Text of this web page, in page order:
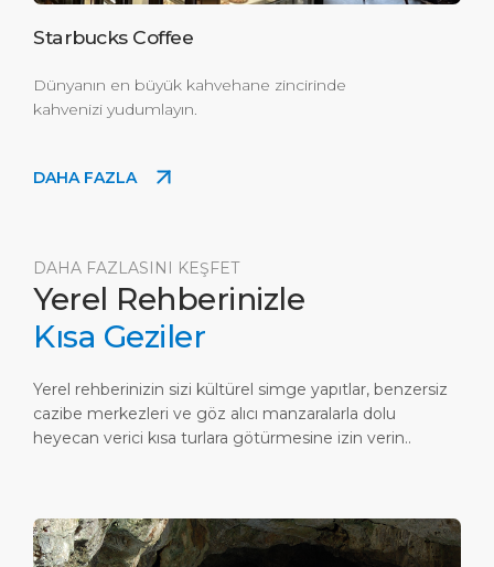
Starbucks Coffee
Dünyanın en büyük kahvehane zincirinde
kahvenizi yudumlayın.
DAHA FAZLA
DAHA FAZLASINI KEŞFET
Yerel Rehberinizle
Kısa Geziler
Yerel rehberinizin sizi kültürel simge yapıtlar, benzersiz
cazibe merkezleri ve göz alıcı manzaralarla dolu
heyecan verici kısa turlara götürmesine izin verin..